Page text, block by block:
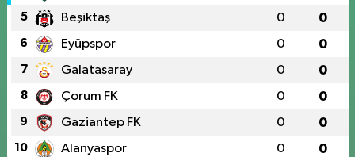
5 Beşiktaş 0 0
6 Eyüpspor 0 0
7 Galatasaray 0 0
8 Çorum FK 0 0
9 Gaziantep FK 0 0
10 Alanyaspor 0 0